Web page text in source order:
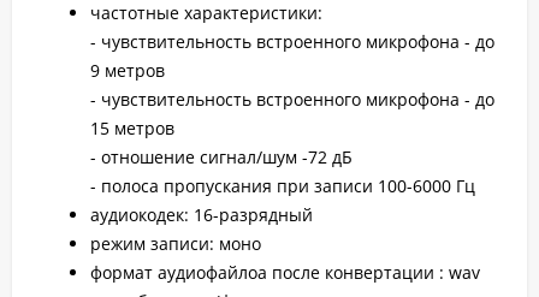
частотные характеристики:
- чувствительность встроенного микрофона - до
9 метров
- чувствительность встроенного микрофона - до
15 метров
- отношение сигнал/шум -72 дБ
- полоса пропускания при записи 100-6000 Гц
аудиокодек: 16-разрядный
режим записи: моно
формат аудиофайлоа после конвертации : wav